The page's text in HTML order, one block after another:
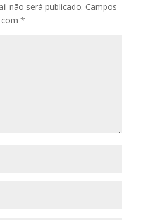
não será publicado. Campos
*